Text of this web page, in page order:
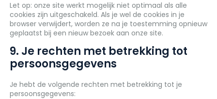
Let op: onze site werkt mogelijk niet optimaal als alle
cookies zijn uitgeschakeld. Als je wel de cookies in je
browser verwijdert, worden ze na je toestemming opnieuw
geplaatst bij een nieuw bezoek aan onze site.
9. Je rechten met betrekking tot
persoonsgegevens
Je hebt de volgende rechten met betrekking tot je
persoonsgegevens: